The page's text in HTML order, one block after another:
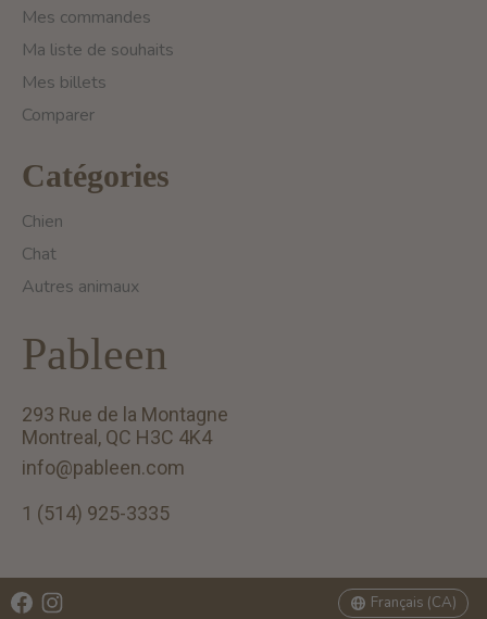
Mes commandes
Ma liste de souhaits
Mes billets
Comparer
Catégories
Chien
Chat
Autres animaux
Pableen
293 Rue de la Montagne
Montreal, QC H3C 4K4
info@pableen.com
1 (514) 925-3335
Français (CA)